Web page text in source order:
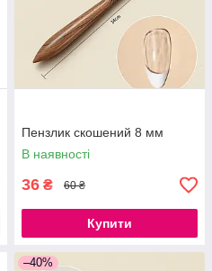
Пензлик скошений 8 мм
В наявності
36 ₴ 60 ₴
Купити
–40%